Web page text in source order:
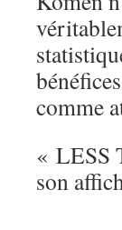
comme
« LESS
son